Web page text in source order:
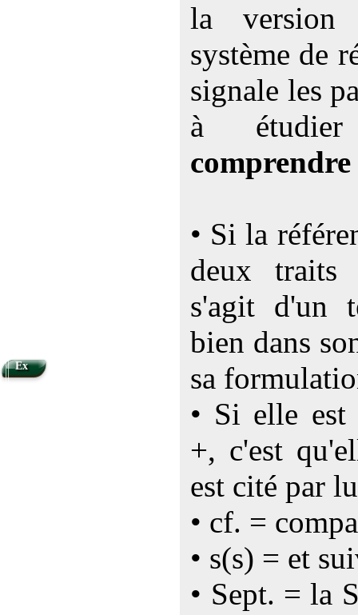
la version
système de
signale les
à
comprendre
• Si la
deux
s'agit d'un
bien dans
sa
• Si elle est
+, c'est
est cité par
• cf. =
• s(s) = et
• Sept. = la
Ex